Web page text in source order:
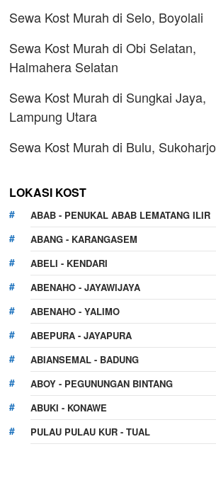
Sewa Kost Murah di Selo, Boyolali
Sewa Kost Murah di Obi Selatan,
Halmahera Selatan
Sewa Kost Murah di Sungkai Jaya,
Lampung Utara
Sewa Kost Murah di Bulu, Sukoharjo
LOKASI KOST
ABAB - PENUKAL ABAB LEMATANG ILIR
ABANG - KARANGASEM
ABELI - KENDARI
ABENAHO - JAYAWIJAYA
ABENAHO - YALIMO
ABEPURA - JAYAPURA
ABIANSEMAL - BADUNG
ABOY - PEGUNUNGAN BINTANG
ABUKI - KONAWE
PULAU PULAU KUR - TUAL